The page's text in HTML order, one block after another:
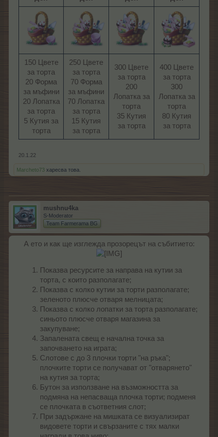
150 Цвете
за торта
20 Форма
за мъфини
20 Лопатка
за торта
5 Кутия за
торта​
250 Цвете
за торта
70 Форма
за мъфини
70 Лопатка
за торта
15 Кутия
за торта​
300 Цвете
за торта
200
Лопатка за
торта
35 Кутия
за торта​
400 Цвете
за торта
300
Лопатка за
торта
80 Кутия
за торта​
20.1.22
Marcheto73 харесва това.
mushnu4ka
S-Moderator
Team Farmerama BG
А ето и как ще изглежда прозорецът на събитието:
Показва ресурсите за направа на кутии за
торта, с които разполагате;
Показва с колко кутии за торти разполагате;
зеленото плюсче отваря мелницата;
Показва с колко лопатки за торта разполагате;
синьото плюсче отваря магазина за
закупуване;
Запалената свещ е начална точка за
започването на играта;
Слотове с до 3 плочки торти "на ръка";
плочките торти се получават от "отварянето"
на кутия за торта;
Бутон за използване на възможността за
подмяна на непасваща плочка торти; подменя
се плочката в съответния слот;
При задържане на мишката се визуализират
видовете торти и свързаните с тях малки